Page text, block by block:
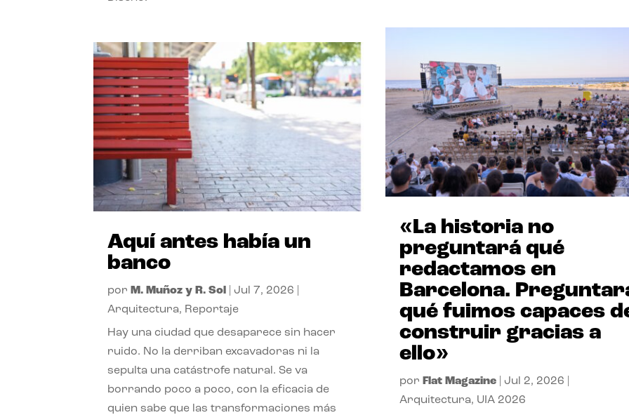
Aquí antes había un
banco
por M. Muñoz y R. Sol Jul 7, 2026
Arquitectura, Reportaje
Hay una ciudad que desaparece sin hacer
ruido. No la derriban excavadoras ni la
sepulta una catástrofe natural. Se va
borrando poco a poco, con la eficacia de
quien sabe que las transformaciones más
«La historia no
preguntará qué
redactamos en
Barcelona.
qué fuimos capaces
construir gracias a
ello»
por Flat Magazine| Jul 2, 2026
Arquitectura, UIA 2026